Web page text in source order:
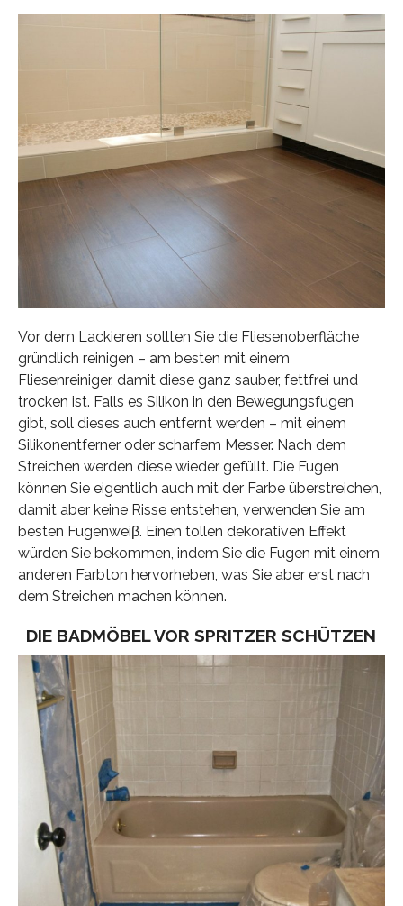
Vor dem Lackieren sollten Sie die Fliesenoberfläche
gründlich reinigen – am besten mit einem
Fliesenreiniger, damit diese ganz sauber, fettfrei und
trocken ist. Falls es Silikon in den Bewegungsfugen
gibt, soll dieses auch entfernt werden – mit einem
Silikonentferner oder scharfem Messer. Nach dem
Streichen werden diese wieder gefüllt. Die Fugen
können Sie eigentlich auch mit der Farbe überstreichen,
damit aber keine Risse entstehen, verwenden Sie am
besten Fugenweiβ. Einen tollen dekorativen Effekt
würden Sie bekommen, indem Sie die Fugen mit einem
anderen Farbton hervorheben, was Sie aber erst nach
dem Streichen machen können.
DIE BADMÖBEL VOR SPRITZER SCHÜTZEN